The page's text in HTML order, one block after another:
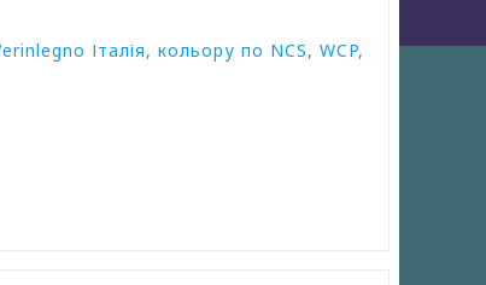
Італія, кольору по NCS, WCP,